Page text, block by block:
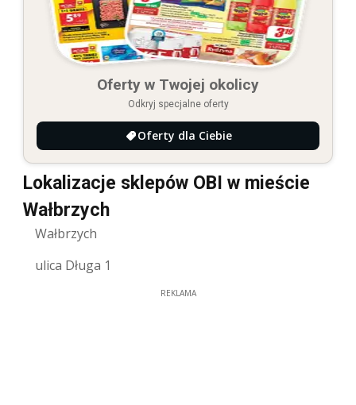
Oferty w Twojej okolicy
Odkryj specjalne oferty
Oferty dla Ciebie
Lokalizacje sklepów OBI w mieście
Wałbrzych
Wałbrzych
ulica Długa 1
REKLAMA